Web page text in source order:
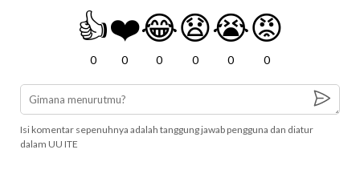
👍
0
❤️
0
😂
0
😧
0
😭
0
😡
0
Isi komentar sepenuhnya adalah tanggung jawab pengguna dan diatur
dalam UU ITE